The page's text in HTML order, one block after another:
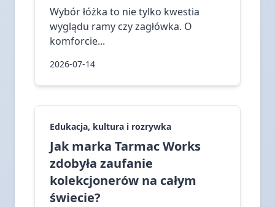
Wybór łóżka to nie tylko kwestia
wyglądu ramy czy zagłówka. O
komforcie...
2026-07-14
Edukacja, kultura i rozrywka
Jak marka Tarmac Works
zdobyła zaufanie
kolekcjonerów na całym
świecie?